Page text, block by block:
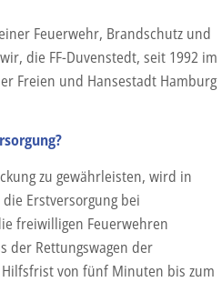
Feuerwehr, Brandschutz und
die FF-Duvenstedt, seit 1992 im
Freien und Hansestadt Hamburg
zu gewährleisten, wird in
Erstversorgung bei
freiwilligen Feuerwehren
der Rettungswagen der
von fünf Minuten bis zum